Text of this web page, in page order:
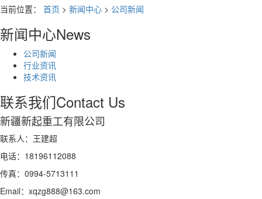
当前位置： 首页 > 新闻中心 > 公司新闻
新闻中心News
公司新闻
行业资讯
技术资讯
联系我们Contact Us
新疆新起重工有限公司
联系人：王建超
电话：18196112088
传真：0994-5713111
Email：xqzg888@163.com